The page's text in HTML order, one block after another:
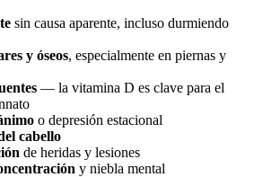
sin causa aparente, incluso durmiendo
y óseos, especialmente en piernas y
— la vitamina D es clave para el
o depresión estacional
cabello
de heridas y lesiones
y niebla mental